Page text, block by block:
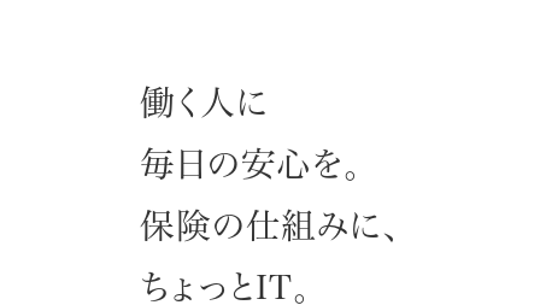
お問い合わせ働く人に
毎日の安心を。
保険の仕組みに、
ちょっとIT。